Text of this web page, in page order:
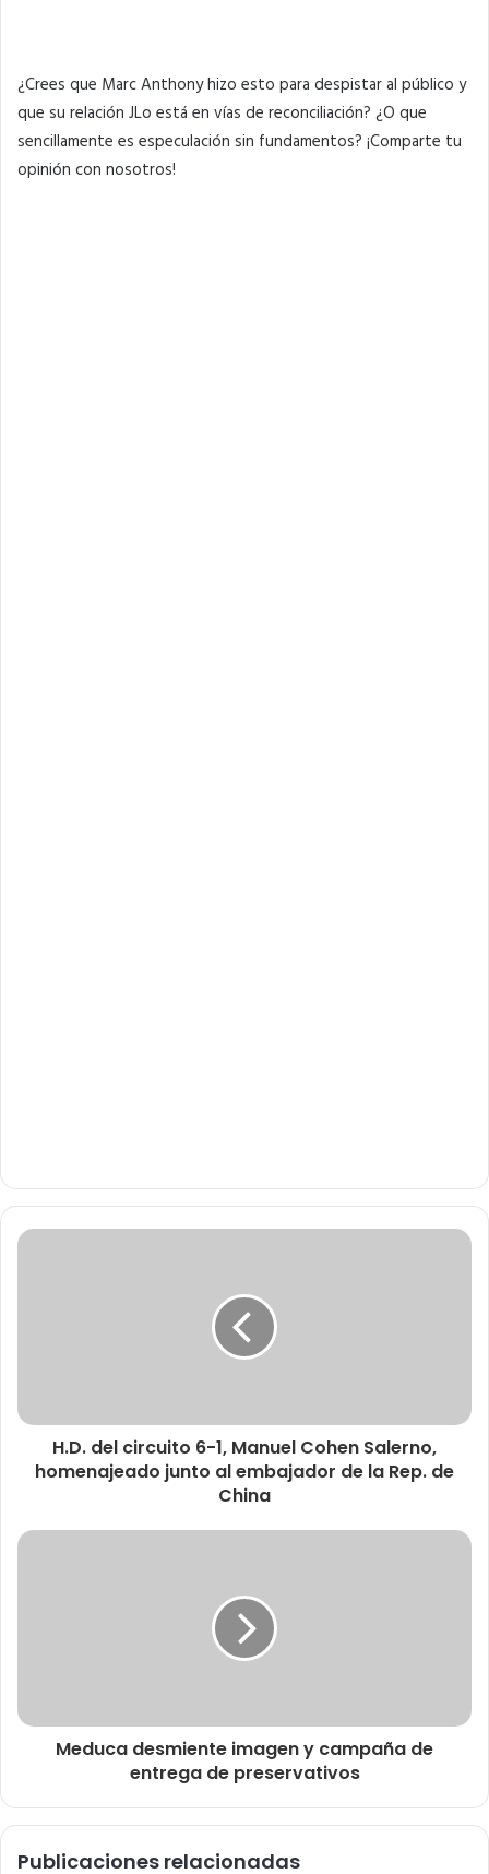
¿Crees que Marc Anthony hizo esto para despistar al público y
que su relación JLo está en vías de reconciliación? ¿O que
sencillamente es especulación sin fundamentos? ¡Comparte tu
opinión con nosotros!
H.D. del circuito 6-1, Manuel Cohen Salerno,
homenajeado junto al embajador de la Rep. de
China
Meduca desmiente imagen y campaña de
entrega de preservativos
Publicaciones relacionadas